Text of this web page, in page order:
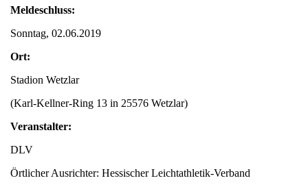
Meldeschluss:
Sonntag, 02.06.2019
Ort:
Stadion Wetzlar
(Karl-Kellner-Ring 13 in 25576 Wetzlar)
Veranstalter:
DLV
Örtlicher Ausrichter: Hessischer Leichtathletik-Verband